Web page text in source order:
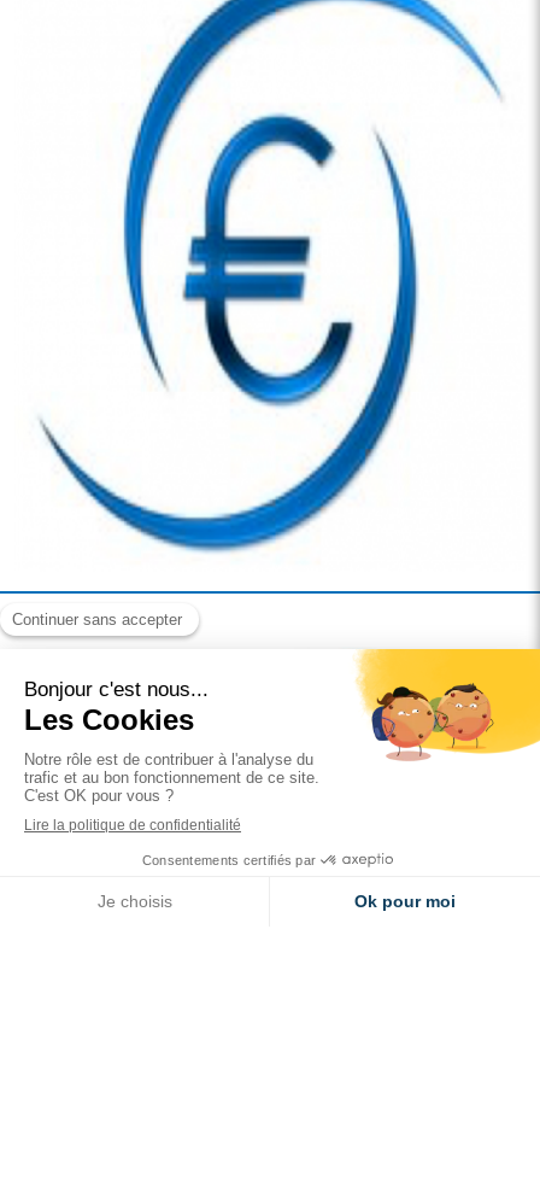
Contact
16 avenue d Aygu 26200 - MONTELIMAR